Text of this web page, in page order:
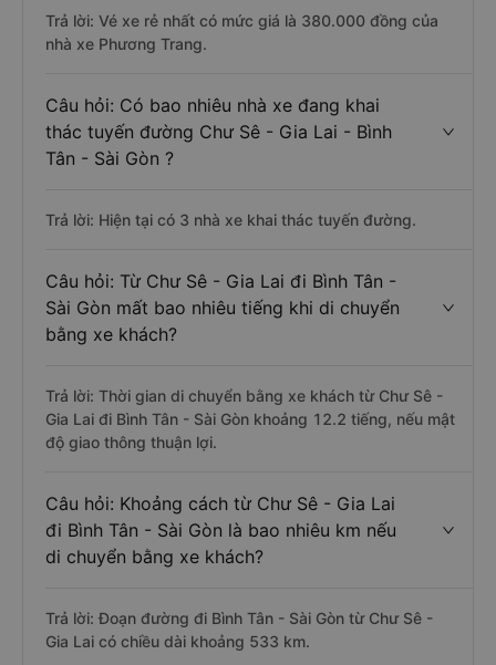
Trả lời: Vé xe rẻ nhất có mức giá là 380.000 đồng của
nhà xe Phương Trang.
Câu hỏi: Có bao nhiêu nhà xe đang khai
thác tuyến đường Chư Sê - Gia Lai - Bình
Tân - Sài Gòn ?
Trả lời: Hiện tại có 3 nhà xe khai thác tuyến đường.
Câu hỏi: Từ Chư Sê - Gia Lai đi Bình Tân -
Sài Gòn mất bao nhiêu tiếng khi di chuyển
bằng xe khách?
Trả lời: Thời gian di chuyển bằng xe khách từ Chư Sê -
Gia Lai đi Bình Tân - Sài Gòn khoảng 12.2 tiếng, nếu mật
độ giao thông thuận lợi.
Câu hỏi: Khoảng cách từ Chư Sê - Gia Lai
đi Bình Tân - Sài Gòn là bao nhiêu km nếu
di chuyển bằng xe khách?
Trả lời: Đoạn đường đi Bình Tân - Sài Gòn từ Chư Sê -
Gia Lai có chiều dài khoảng 533 km.